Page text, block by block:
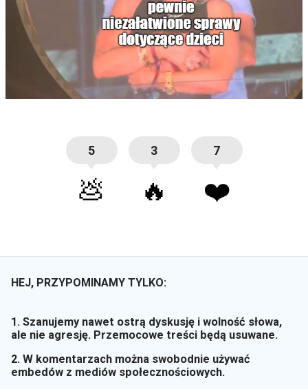
5
💩
3
🔥
7
❤️
HEJ, PRZYPOMINAMY TYLKO:
1. Szanujemy nawet ostrą dyskusję i wolność słowa,
ale nie agresję. Przemocowe treści będą usuwane.
2. W komentarzach można swobodnie używać
embedów z mediów społecznościowych.